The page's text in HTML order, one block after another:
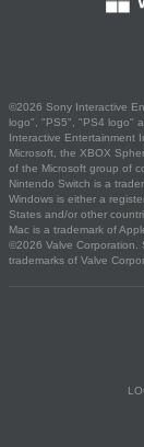
©2026 Sony Interactive
logo", "PS5", "PS4 logo"
Interactive Entertainment
Microsoft, the XBOX
of the Microsoft group of
Nintendo Switch is a
Windows is either a
States and/or other
Mac is a trademark of
©2026 Valve Corporation.
trademarks of Valve